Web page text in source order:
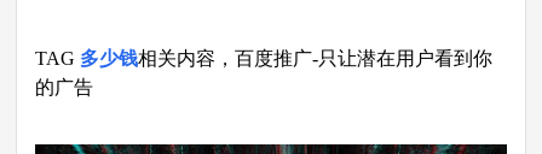
TAG 多少钱相关内容，百度推广-只让潜在用户看到你
的广告